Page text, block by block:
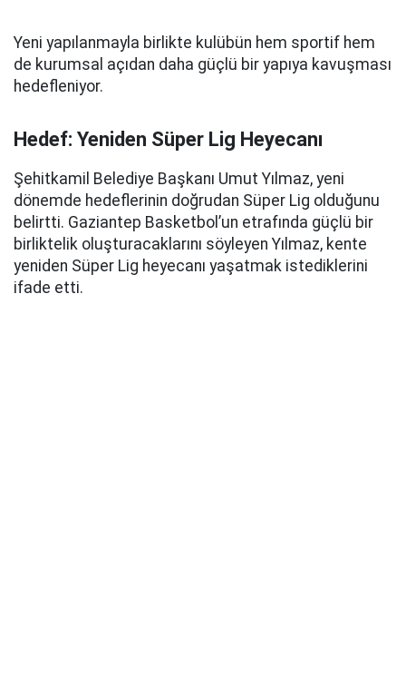
Yeni yapılanmayla birlikte kulübün hem sportif hem
de kurumsal açıdan daha güçlü bir yapıya kavuşması
hedefleniyor.
Hedef: Yeniden Süper Lig Heyecanı
Şehitkamil Belediye Başkanı Umut Yılmaz, yeni
dönemde hedeflerinin doğrudan Süper Lig olduğunu
belirtti. Gaziantep Basketbol’un etrafında güçlü bir
birliktelik oluşturacaklarını söyleyen Yılmaz, kente
yeniden Süper Lig heyecanı yaşatmak istediklerini
ifade etti.